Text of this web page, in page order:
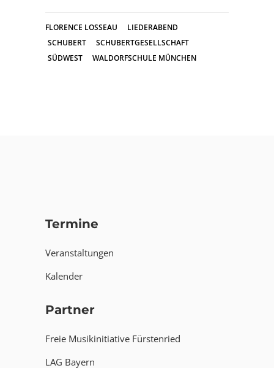
FLORENCE LOSSEAU
LIEDERABEND
SCHUBERT
SCHUBERTGESELLSCHAFT
SÜDWEST
WALDORFSCHULE MÜNCHEN
Termine
Veranstaltungen
Kalender
Partner
Freie Musikinitiative Fürstenried
LAG Bayern